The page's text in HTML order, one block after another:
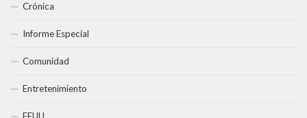
Crónica
Informe Especial
Comunidad
Entretenimiento